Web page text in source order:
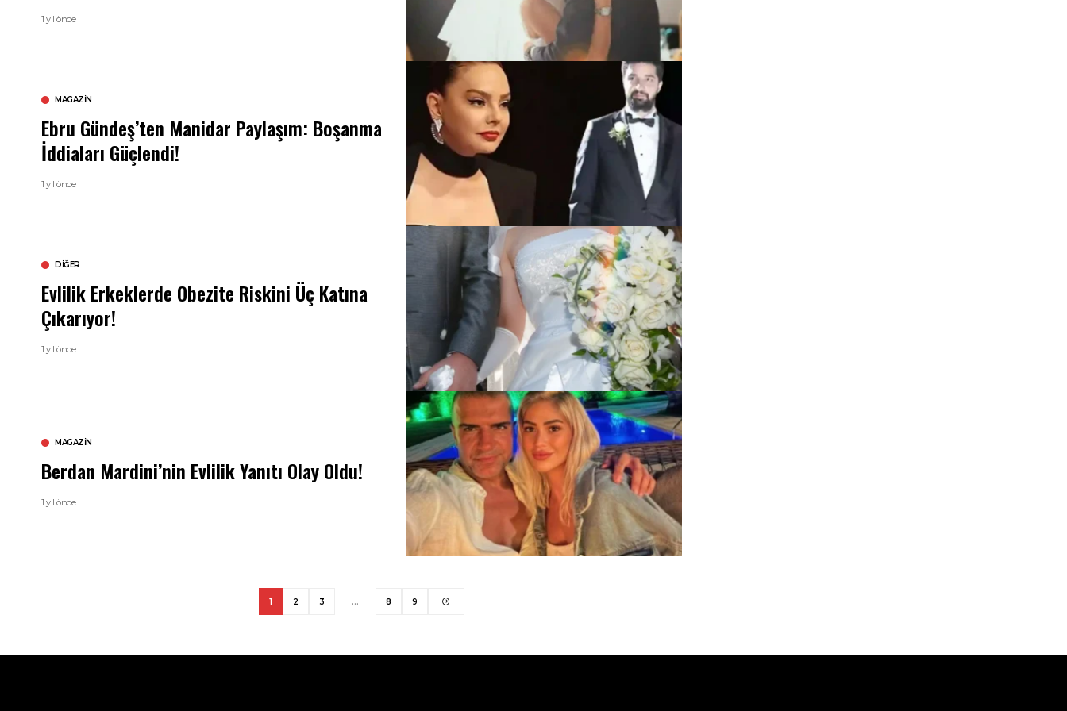
1 yıl önce
MAGAZIN
Ebru Gündeş’ten Manidar Paylaşım: Boşanma
İddiaları Güçlendi!
1 yıl önce
DIĞER
Evlilik Erkeklerde Obezite Riskini Üç Katına
Çıkarıyor!
1 yıl önce
MAGAZIN
Berdan Mardini’nin Evlilik Yanıtı Olay Oldu!
1 yıl önce
1 2 3 … 8 9